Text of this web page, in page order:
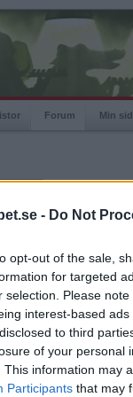
- Do Not
opt-out of the sale,
for targeted
selection. Please
interest-based
to third
of your personal
This information may
Participants that may
Forum Min
punkten?